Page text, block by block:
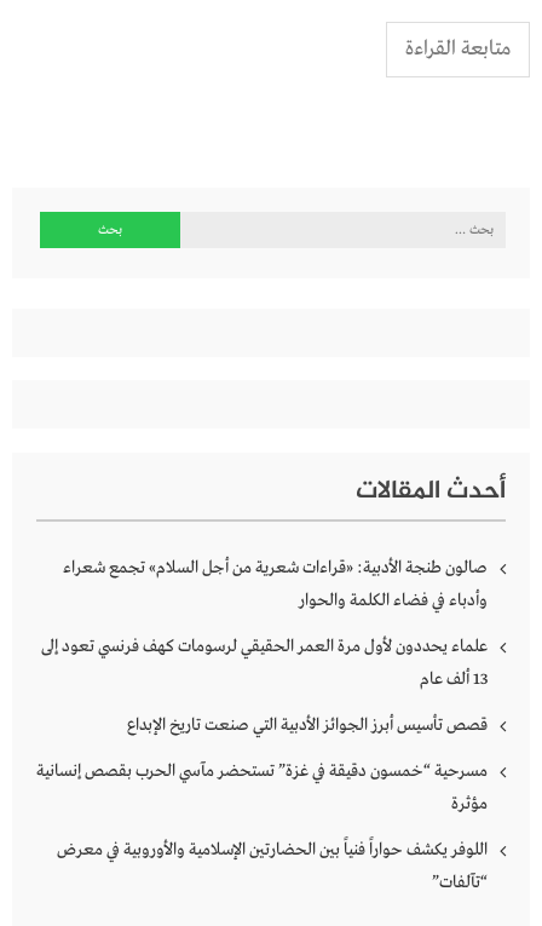
متابعة القراءة
البحث
أحدث المقالات
صالون طنجة الأدبية: «قراءات شعرية من أجل السلام» تجمع شعراء
وأدباء في فضاء الكلمة والحوار
علماء يحددون لأول مرة العمر الحقيقي لرسومات كهف فرنسي تعود إلى
13 ألف عام
قصص تأسيس أبرز الجوائز الأدبية التي صنعت تاريخ الإبداع
مسرحية “خمسون دقيقة في غزة” تستحضر مآسي الحرب بقصص إنسانية
مؤثرة
اللوفر يكشف حواراً فنياً بين الحضارتين الإسلامية والأوروبية في معرض
“تآلفات”